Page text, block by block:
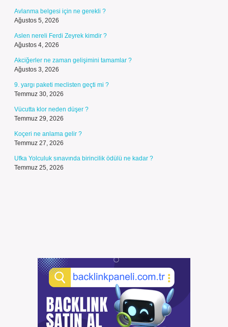
Avlanma belgesi için ne gerekli ?
Ağustos 5, 2026
Aslen nereli Ferdi Zeyrek kimdir ?
Ağustos 4, 2026
Akciğerler ne zaman gelişimini tamamlar ?
Ağustos 3, 2026
9. yargı paketi meclisten geçti mi ?
Temmuz 30, 2026
Vücutta klor neden düşer ?
Temmuz 29, 2026
Koçeri ne anlama gelir ?
Temmuz 27, 2026
Ufka Yolculuk sınavında birincilik ödülü ne kadar ?
Temmuz 25, 2026